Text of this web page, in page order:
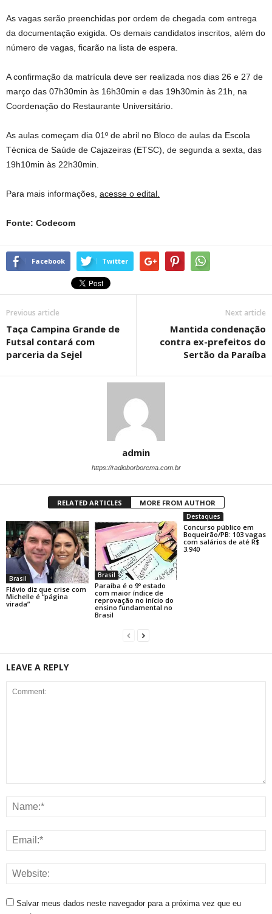
As vagas serão preenchidas por ordem de chegada com entrega
da documentação exigida. Os demais candidatos inscritos, além do
número de vagas, ficarão na lista de espera.
A confirmação da matrícula deve ser realizada nos dias 26 e 27 de
março das 07h30min às 16h30min e das 19h30min às 21h, na
Coordenação do Restaurante Universitário.
As aulas começam dia 01º de abril no Bloco de aulas da Escola
Técnica de Saúde de Cajazeiras (ETSC), de segunda a sexta, das
19h10min às 22h30min.
Para mais informações, acesse o edital.
Fonte: Codecom
Facebook Twitter
Previous article
Taça Campina Grande de
Futsal contará com
parceria da Sejel
Next article
Mantida condenação
contra ex-prefeitos do
Sertão da Paraíba
admin
https://radioborborema.com.br
RELATED ARTICLES MORE FROM AUTHOR
Brasil
Flávio diz que crise com
Michelle é “página
virada”
Brasil
Paraíba é o 9º estado
com maior índice de
reprovação no início do
ensino fundamental no
Brasil
Destaques
Concurso público em
Boqueirão/PB: 103 vagas
com salários de até R$
3.940
LEAVE A REPLY
Salvar meus dados neste navegador para a próxima vez que eu